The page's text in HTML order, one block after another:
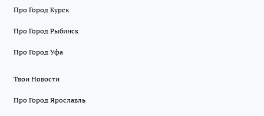
Про Город Курск
Про Город Рыбинск
Про Город Уфа
Твои Новости
Про Город Ярославль